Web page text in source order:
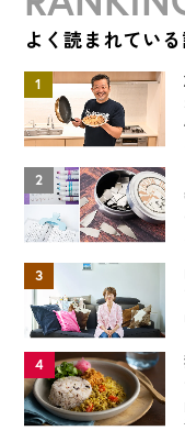
よく読まれてい
1
2
3
4